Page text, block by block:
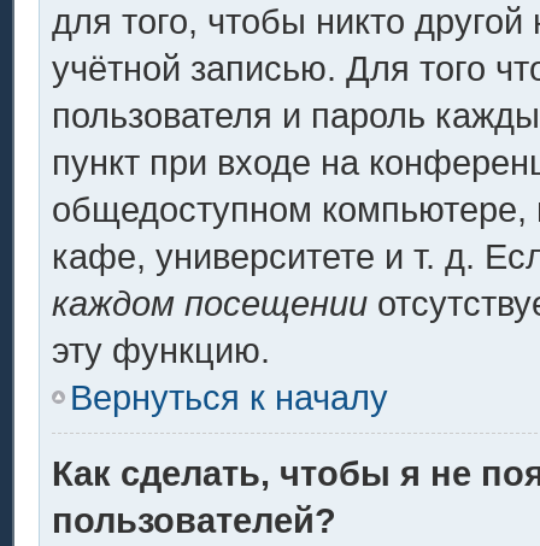
для того, чтобы никто
учётной записью. Для того
пользователя и пароль
пункт при входе на
общедоступном компьютере,
кафе, университете и т. д.
каждом посещении
эту функцию.
Вернуться к началу
Как сделать, чтобы я не
пользователей?